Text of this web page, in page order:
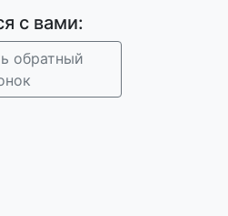
с вами:
обратный